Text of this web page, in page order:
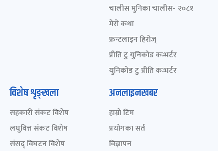
चालीस मुनिका चालीस- २०८१
मेरो कथा
फ्रन्टलाइन हिरोज्
प्रीति टु युनिकोड कन्भर्टर
युनिकोड टु प्रीति कन्भर्टर
विशेष शृङ्खला
सहकारी संकट विशेष
लघुवित्त संकट विशेष
संसद् विघटन विशेष
अनलाइनखबर
हाम्रो टिम
प्रयोगका सर्त
विज्ञापन